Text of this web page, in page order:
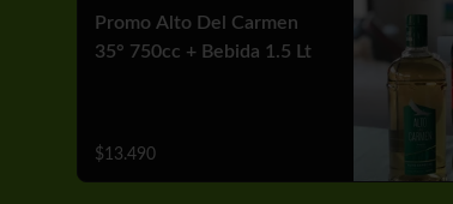
Promo Alto Del Carmen
35° 750cc + Bebida 1.5 Lt
$13.490